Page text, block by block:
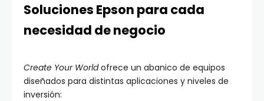
Soluciones Epson para cada
necesidad de negocio
Create Your Worldofrece un abanico de equipos
diseñados para distintas aplicaciones y niveles de
inversión: